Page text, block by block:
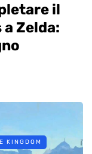
il
Zelda:
KINGDOM